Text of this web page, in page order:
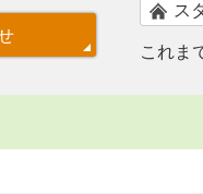
ス
これま